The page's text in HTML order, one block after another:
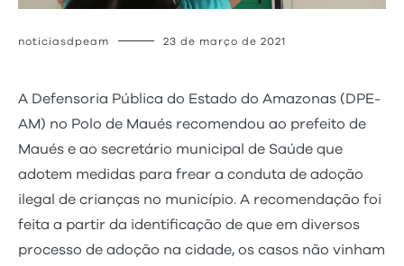
noticiasdpeam 23 de março de 2021
A Defensoria Pública do Estado do Amazonas (DPE-
AM) no Polo de Maués recomendou ao prefeito de
Maués e ao secretário municipal de Saúde que
adotem medidas para frear a conduta de adoção
ilegal de crianças no município. A recomendação foi
feita a partir da identificação de que em diversos
processo de adoção na cidade, os casos não vinham